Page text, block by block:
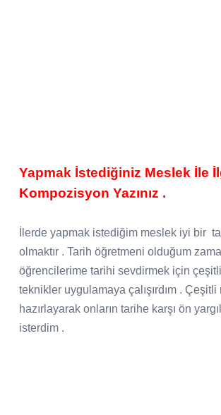
Yapmak İstediğiniz Meslek İle
Kompozisyon Yazınız .
İlerde yapmak istediğim meslek iyi bir
olmaktır . Tarih öğretmeni olduğum
öğrencilerime tarihi sevdirmek için
teknikler uygulamaya çalışırdım .
hazırlayarak onların tarihe karşı ön
isterdim .